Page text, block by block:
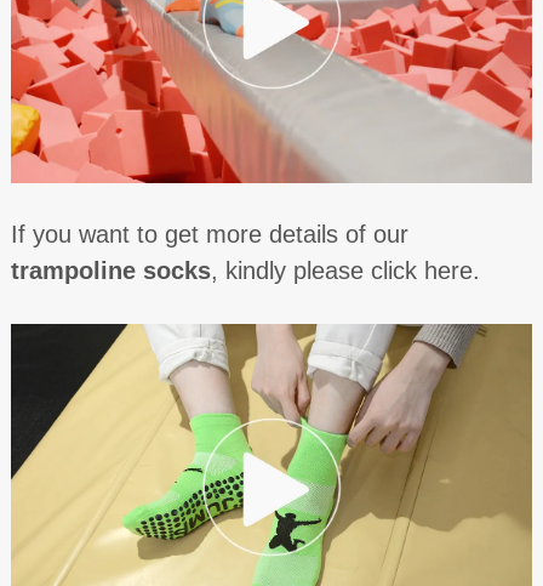
If you want to get more details of our
trampoline socks, kindly please click here.